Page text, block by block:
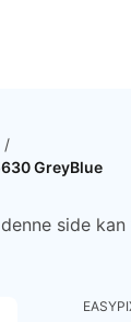
/
GreyBlue
side